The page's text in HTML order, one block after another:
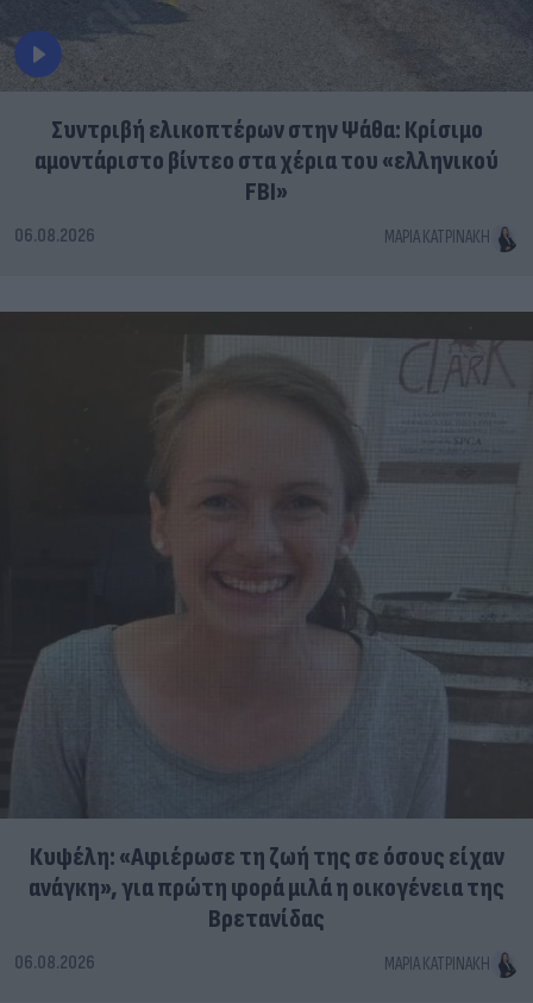
Συντριβή ελικοπτέρων στην Ψάθα: Κρίσιμο
αμοντάριστο βίντεο στα χέρια του «ελληνικού
FBI»
06.08.2026 ΜΑΡΊΑ ΚΑΤΡΙΝΆΚΗ
Κυψέλη: «Αφιέρωσε τη ζωή της σε όσους είχαν
ανάγκη», για πρώτη φορά μιλά η οικογένεια της
Βρετανίδας
06.08.2026 ΜΑΡΊΑ ΚΑΤΡΙΝΆΚΗ